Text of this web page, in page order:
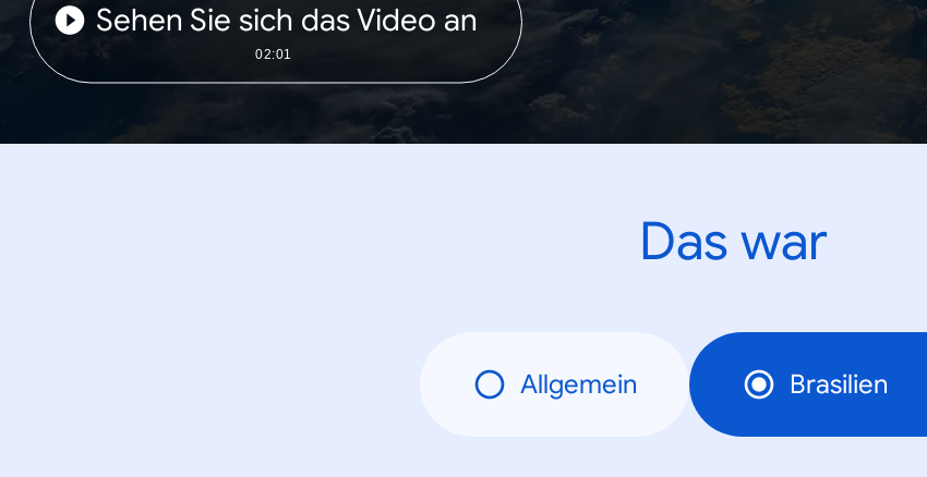
Sehen Sie sich das Video an
02:01
Das war
Allgemein Brasilien